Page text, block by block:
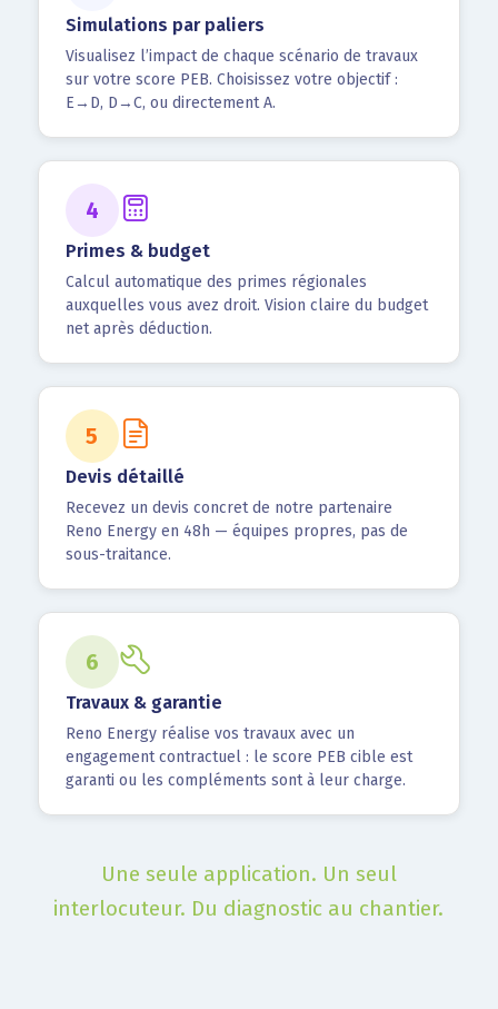
Simulations par paliers
Visualisez l’impact de chaque scénario de travaux
sur votre score PEB. Choisissez votre objectif :
E→D, D→C, ou directement A.
4
Primes & budget
Calcul automatique des primes régionales
auxquelles vous avez droit. Vision claire du budget
net après déduction.
5
Devis détaillé
Recevez un devis concret de notre partenaire
Reno Energy en 48h — équipes propres, pas de
sous-traitance.
6
Travaux & garantie
Reno Energy réalise vos travaux avec un
engagement contractuel : le score PEB cible est
garanti ou les compléments sont à leur charge.
Une seule application. Un seul
interlocuteur. Du diagnostic au chantier.